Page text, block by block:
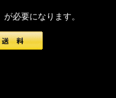
が必要になります。